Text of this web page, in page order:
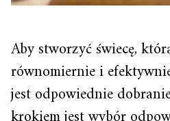
Aby stworzyć świecę,
równomiernie i
jest odpowiednie